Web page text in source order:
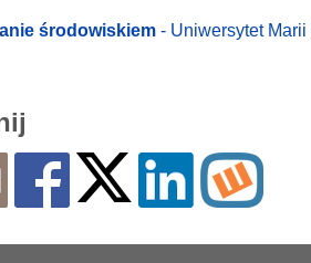
środowiskiem - Uniwersytet